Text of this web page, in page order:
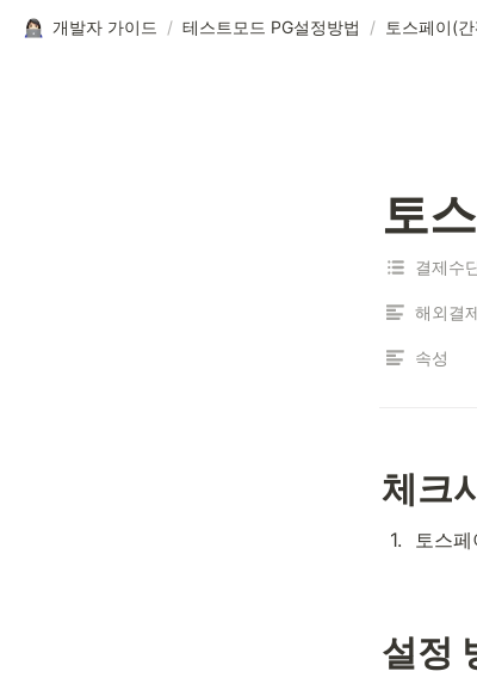
개발자 가이드 / 테스트모드 PG설정방법 / 토스페이(
토
결제수
해외결
속성
체크
1. 토스
설정